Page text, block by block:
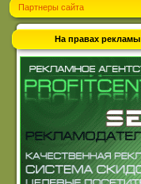
Партнеры сайта
На правах рекламы